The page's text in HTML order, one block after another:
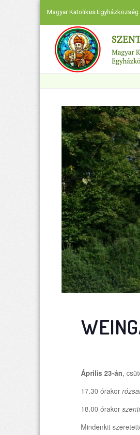
Magyar Katolikus
Április 23-án,
17.30 órakor
18.00 órakor
Mindenkit